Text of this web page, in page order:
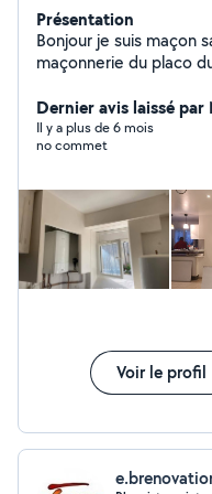
Présentation
Bonjour je suis maçon sa fait plus 15ans
maçonnerie du placo
Dernier avis laissé par
Il y a plus de 6 mois
no commet
Voir le profil